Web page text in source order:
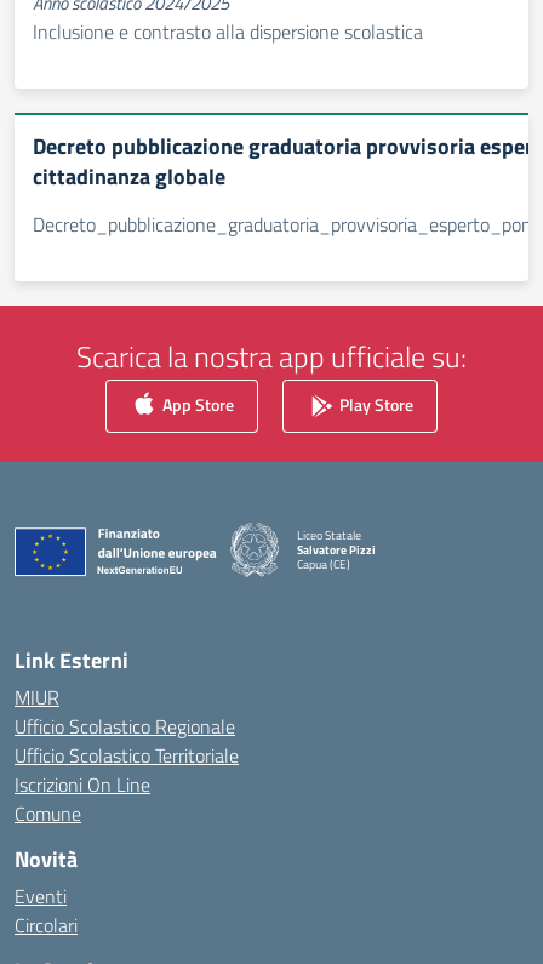
Inclusione e contrasto alla dispersione scolastica
Decreto pubblicazione graduatoria provvisoria
cittadinanza globale
Scarica la nostra app ufficiale su:
App Store Play Store
Liceo Statale
Salvatore Pizzi
Capua (CE)
— Visita la pagina iniziale della scuola
Link Esterni
MIUR
Ufficio Scolastico Regionale
Ufficio Scolastico Territoriale
Iscrizioni On Line
Comune
Novità
Eventi
Circolari